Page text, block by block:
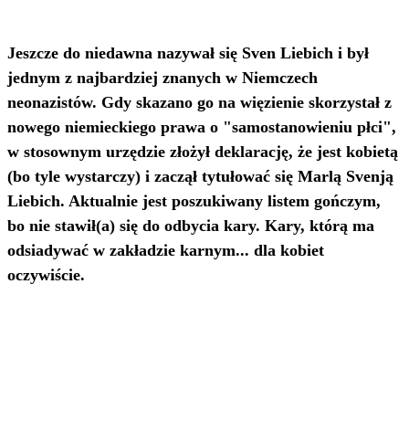
Jeszcze do niedawna nazywał się Sven Liebich i był
jednym z najbardziej znanych w Niemczech
neonazistów. Gdy skazano go na więzienie skorzystał z
nowego niemieckiego prawa o "samostanowieniu płci",
w stosownym urzędzie złożył deklarację, że jest kobietą
(bo tyle wystarczy) i zaczął tytułować się Marlą Svenją
Liebich. Aktualnie jest poszukiwany listem gończym,
bo nie stawił(a) się do odbycia kary. Kary, którą ma
odsiadywać w zakładzie karnym... dla kobiet
oczywiście.